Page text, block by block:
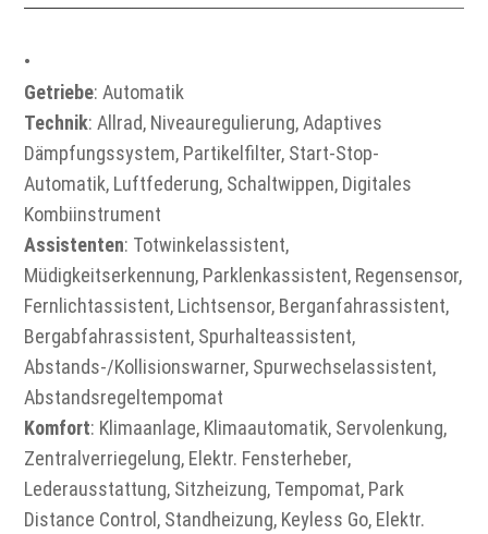
•
Getriebe: Automatik
Technik: Allrad, Niveauregulierung, Adaptives
Dämpfungssystem, Partikelfilter, Start-Stop-
Automatik, Luftfederung, Schaltwippen, Digitales
Kombiinstrument
Assistenten: Totwinkelassistent,
Müdigkeitserkennung, Parklenkassistent, Regensensor,
Fernlichtassistent, Lichtsensor, Berganfahrassistent,
Bergabfahrassistent, Spurhalteassistent,
Abstands-/Kollisionswarner, Spurwechselassistent,
Abstandsregeltempomat
Komfort: Klimaanlage, Klimaautomatik, Servolenkung,
Zentralverriegelung, Elektr. Fensterheber,
Lederausstattung, Sitzheizung, Tempomat, Park
Distance Control, Standheizung, Keyless Go, Elektr.